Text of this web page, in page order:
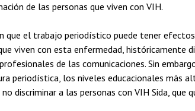
de las personas que viven con VIH.
que el trabajo periodístico puede tener
viven con esta enfermedad,
de las comunicaciones. Sin
periodística, los niveles educacionales más
discriminar a las personas con VIH Sida, que